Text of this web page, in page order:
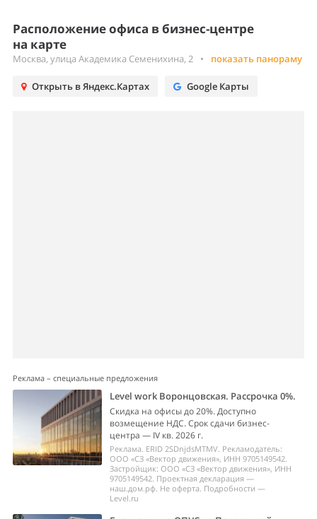
Расположение офиса в бизнес-центре
на карте
Москва, улица Академика Семенихина, 2 • показать панораму
Открыть в Яндекс.Картах Google Карты
Реклама – специальные предложения
Level work Воронцовская. Рассрочка 0%.
Скидка на офисы до 20%. Доступно
возмещение НДС. Срок сдачи бизнес-
центра — IV кв. 2026 г.
Реклама. ERID 2SDnjdsMTMV. Рекламодатель:
ООО «СЗ «Вектор движения», ИНН 9705149542.
Застройщик: ООО «СЗ «Вектор движения», ИНН
9705149542. Проектная декларация —
наш.дом.рф. Не оферта. Подробности —
Level.ru